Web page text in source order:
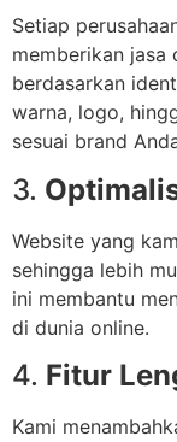
Setiap
memberikan jasa
berdasarkan
warna, logo,
sesuai brand
3.
Website yang
sehingga lebih
ini membantu
di dunia online.
4. Fitur
Kami